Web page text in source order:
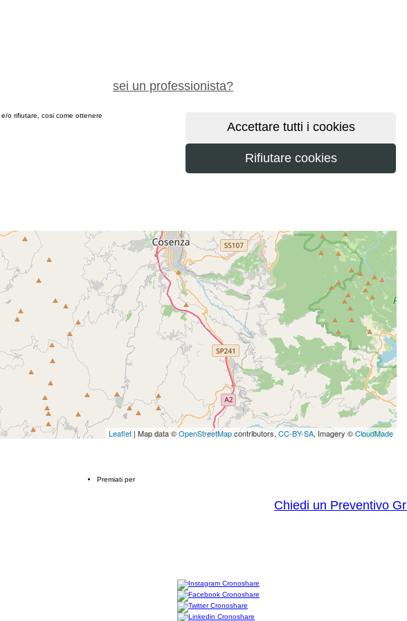
sei un professionista?
, e/o rifiutare, cosi come ottenere
Leaflet | Map data ©OpenStreetMapcontributors, CC-BY-SA, Imagery ©CloudMade
Chiedi un Preventivo
Premiati per